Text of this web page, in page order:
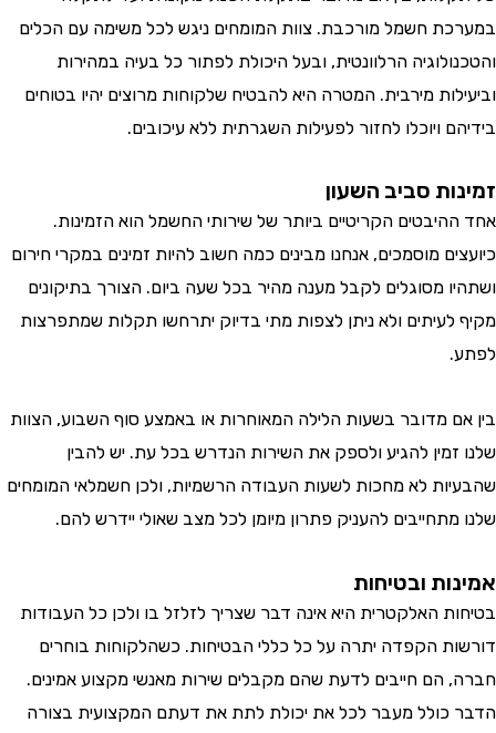
חשמל מורכבת. צוות המומחים ניגש לכל משימה עם הכלים
הרלוונטית, ובעל היכולת לפתור כל בעיה במהירות
מירבית. המטרה היא להבטיח שלקוחות מרוצים יהיו בטוחים
ויוכלו לחזור לפעילות השגרתית ללא עיכובים.
סביב השעון
הקריטיים ביותר של שירותי החשמל הוא הזמינות.
מוסמכים, אנחנו מבינים כמה חשוב להיות זמינים במקרי חירום
מסוגלים לקבל מענה מהיר בכל שעה ביום. הצורך בתיקונים
ולא ניתן לצפות מתי בדיוק יתרחשו תקלות שמתפרצות
מדובר בשעות הלילה המאוחרות או באמצע סוף השבוע, הצוות
להגיע ולספק את השירות הנדרש בכל עת. יש להבין
לא מחכות לשעות העבודה הרשמיות, ולכן חשמלאי המומחים
להעניק פתרון מיומן לכל מצב שאולי יידרש להם.
ובטיחות
האלקטרית היא אינה דבר שצריך לזלזל בו ולכן כל העבודות
הקפדה יתרה על כל כללי הבטיחות. כשהלקוחות בוחרים
הם חייבים לדעת שהם מקבלים שירות מאנשי מקצוע אמינים.
כולל מעבר לכל את יכולת לתת את דעתם המקצועית בצורה